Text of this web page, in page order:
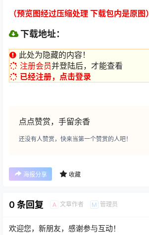
（预览图经过压缩处理 下载包内是原图）
下载地址：
此处为隐藏的内容！
注册会员并登陆后，才能查看
已经注册，点击登录
点点赞赏，手留余香
还没有人赞赏，快来当第一个赞赏的人吧！
海报分享 收藏
0 条回复 A 文章作者 M 管理员
欢迎您，新朋友，感谢参与互动！